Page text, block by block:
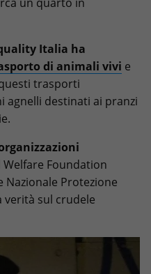
Italia ha
di animali vivi e
trasporti
agnelli destinati ai pranzi
Welfare Foundation
Nazionale Protezione
verità sul crudele